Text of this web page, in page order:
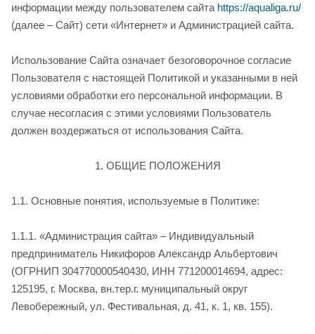
информации между пользователем сайта https://aqualiga.ru/
(далее – Сайт) сети «Интернет» и Администрацией сайта.
Использование Сайта означает безоговорочное согласие
Пользователя с настоящей Политикой и указанными в ней
условиями обработки его персональной информации. В
случае несогласия с этими условиями Пользователь
должен воздержаться от использования Сайта.
1. ОБЩИЕ ПОЛОЖЕНИЯ
1.1. Основные понятия, используемые в Политике:
1.1.1. «Администрация сайта» – Индивидуальный
предприниматель Никифоров Александр Альбертович
(ОГРНИП 304770000540430, ИНН 771200014694, адрес:
125195, г. Москва, вн.тер.г. муниципальный округ
Левобережный, ул. Фестивальная, д. 41, к. 1, кв. 155).